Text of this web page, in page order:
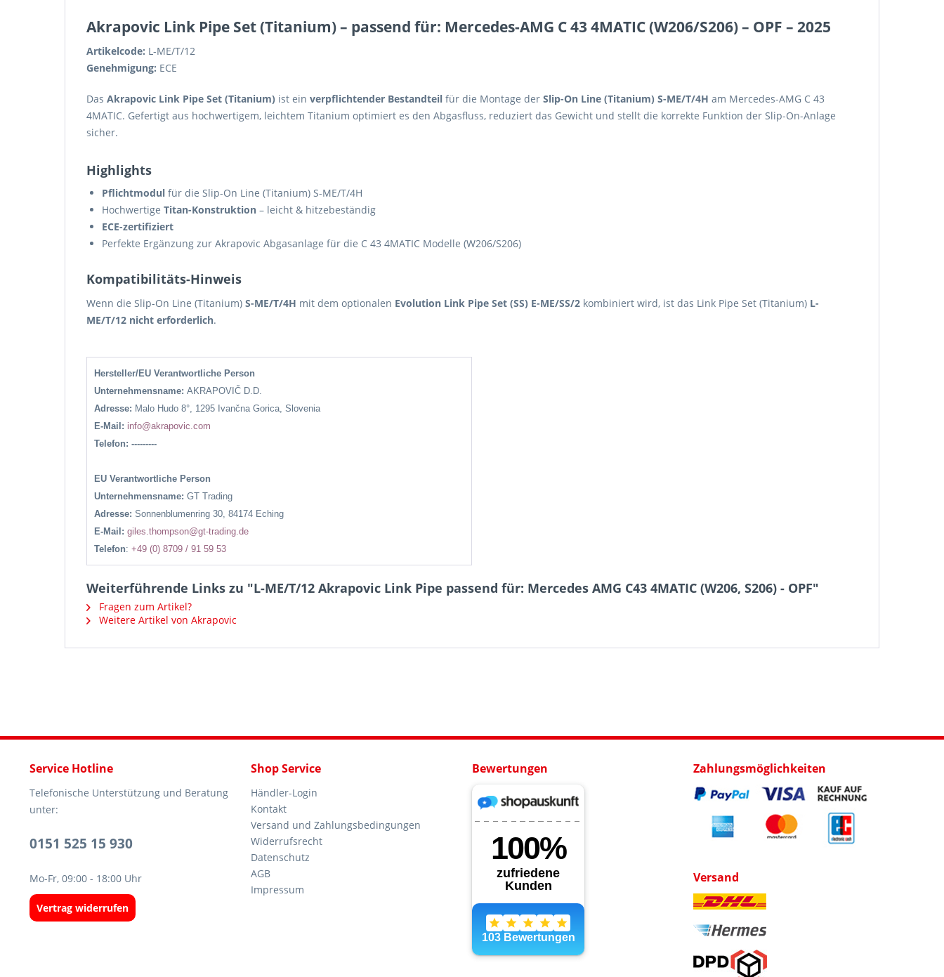
Akrapovic Link Pipe Set (Titanium) – passend für: Mercedes-AMG C 43 4MATIC (W206/S206) – OPF – 2025
Artikelcode: L-ME/T/12
Genehmigung: ECE
Das Akrapovic Link Pipe Set (Titanium) ist ein verpflichtender Bestandteil für die Montage der Slip-On Line (Titanium) S-ME/T/4H am Mercedes-AMG C 43
4MATIC. Gefertigt aus hochwertigem, leichtem Titanium optimiert es den Abgasfluss, reduziert das Gewicht und stellt die korrekte Funktion der Slip-On-Anlage
sicher.
Highlights
Pflichtmodul für die Slip-On Line (Titanium) S-ME/T/4H
Hochwertige Titan-Konstruktion – leicht & hitzebeständig
ECE-zertifiziert
Perfekte Ergänzung zur Akrapovic Abgasanlage für die C 43 4MATIC Modelle (W206/S206)
Kompatibilitäts-Hinweis
Wenn die Slip-On Line (Titanium) S-ME/T/4H mit dem optionalen Evolution Link Pipe Set (SS) E-ME/SS/2 kombiniert wird, ist das Link Pipe Set (Titanium) L-
ME/T/12 nicht erforderlich.
Hersteller/EU Verantwortliche Person
Unternehmensname: AKRAPOVIČ D.D.
Adresse: Malo Hudo 8°, 1295 Ivančna Gorica, Slovenia
E-Mail: info@akrapovic.com
Telefon: ---------
EU Verantwortliche Person
Unternehmensname: GT Trading
Adresse: Sonnenblumenring 30, 84174 Eching
E-Mail: giles.thompson@gt-trading.de
Telefon: +49 (0) 8709 / 91 59 53
Weiterführende Links zu "L-ME/T/12 Akrapovic Link Pipe passend für: Mercedes AMG C43 4MATIC (W206, S206) - OPF"
Fragen zum Artikel?
Weitere Artikel von Akrapovic
Service Hotline
Telefonische Unterstützung und Beratung
unter:
0151 525 15 930
Mo-Fr, 09:00 - 18:00 Uhr
Vertrag widerrufen
Shop Service
Händler-Login
Kontakt
Versand und Zahlungsbedingungen
Widerrufsrecht
Datenschutz
AGB
Impressum
Bewertungen Zahlungsmöglichkeiten
Versand